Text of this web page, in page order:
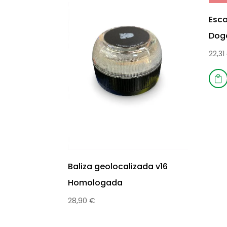
Baliza geolocalizada v16
Homologada
28,90€
22,31
